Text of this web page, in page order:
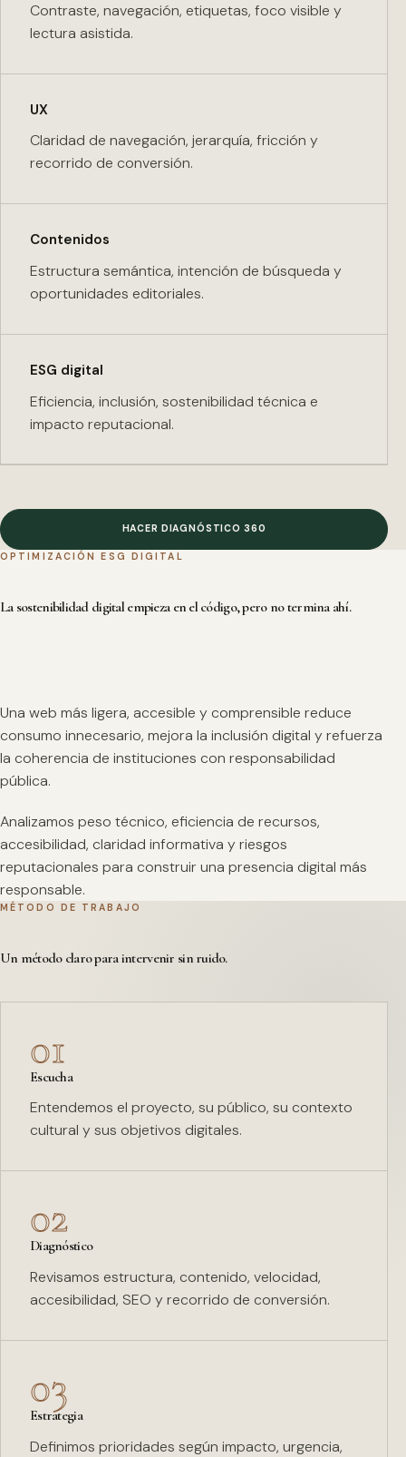
Contraste, navegación, etiquetas, foco visible y
lectura asistida.
UX
Claridad de navegación, jerarquía, fricción y
recorrido de conversión.
Contenidos
Estructura semántica, intención de búsqueda y
oportunidades editoriales.
ESG digital
Eficiencia, inclusión, sostenibilidad técnica e
impacto reputacional.
HACER DIAGNÓSTICO 360
OPTIMIZACIÓN ESG DIGITAL
La sostenibilidad digital empieza en el código, pero no termina ahí.
Una web más ligera, accesible y comprensible reduce
consumo innecesario, mejora la inclusión digital y refuerza
la coherencia de instituciones con responsabilidad
pública.
Analizamos peso técnico, eficiencia de recursos,
accesibilidad, claridad informativa y riesgos
reputacionales para construir una presencia digital más
responsable.
MÉTODO DE TRABAJO
Un método claro para intervenir sin ruido.
01
Escucha
Entendemos el proyecto, su público, su contexto
cultural y sus objetivos digitales.
02
Diagnóstico
Revisamos estructura, contenido, velocidad,
accesibilidad, SEO y recorrido de conversión.
03
Estrategia
Definimos prioridades según impacto, urgencia,